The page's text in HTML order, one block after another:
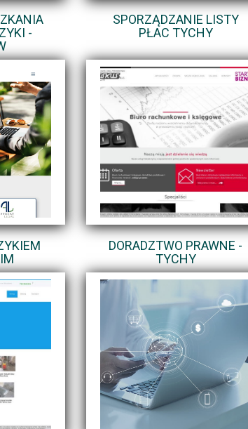
-
SPORZĄDZANIE LISTY
PŁAC TYCHY
DORADZTWO PRAWNE -
TYCHY